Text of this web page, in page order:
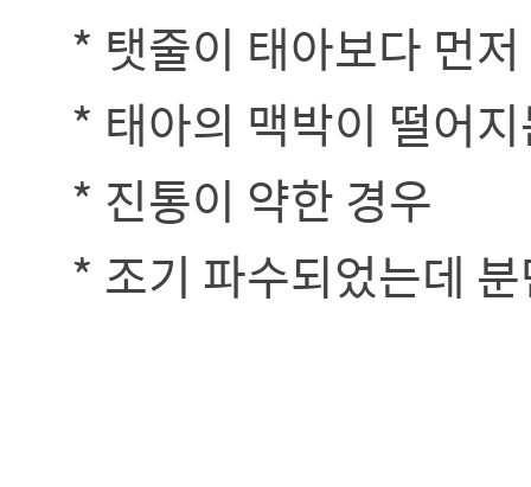
* 탯줄이 태아보다 먼
* 태아의 맥박이 떨어
* 진통이 약한 경우
* 조기 파수되었는데